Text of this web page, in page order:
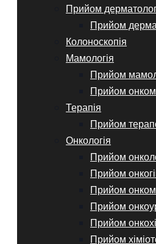
Прийом
Прийом
Колоноскопія
Мамологія
Прийом
Прийом
Терапія
Прийом
Онкологія
Прийом
Прийом
Прийом
Прийом
Прийом
Прийом